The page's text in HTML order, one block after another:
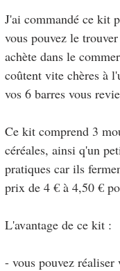
J'ai commandé ce kit
vous pouvez le
achète dans le
coûtent vite chères à
vos 6 barres vous
Ce kit comprend 3
céréales, ainsi q'un
pratiques car ils
prix de 4 € à 4,50 €
L'avantage de ce kit :
- vous pouvez réaliser